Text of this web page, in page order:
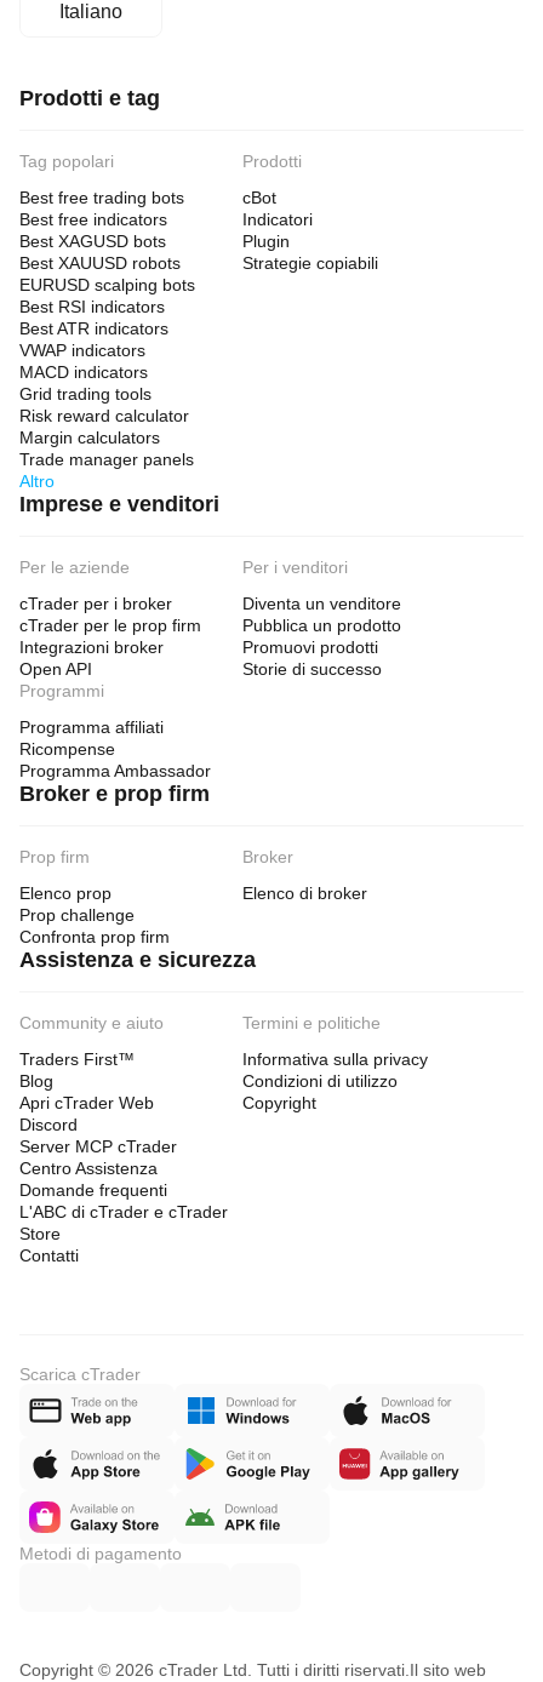
Italiano
Prodotti e tag
Tag popolari
Best free trading bots
Best free indicators
Best XAGUSD bots
Best XAUUSD robots
EURUSD scalping bots
Best RSI indicators
Best ATR indicators
VWAP indicators
MACD indicators
Grid trading tools
Risk reward calculator
Margin calculators
Trade manager panels
Altro
Prodotti
cBot
Indicatori
Plugin
Strategie copiabili
Imprese e venditori
Per le aziende
cTrader per i broker
cTrader per le prop firm
Integrazioni broker
Open API
Per i venditori
Diventa un venditore
Pubblica un prodotto
Promuovi prodotti
Storie di successo
Programmi
Programma affiliati
Ricompense
Programma Ambassador
Broker e prop firm
Prop firm
Elenco prop
Prop challenge
Confronta prop firm
Broker
Elenco di broker
Assistenza e sicurezza
Community e aiuto
Traders First™
Blog
Apri cTrader Web
Discord
Server MCP cTrader
Centro Assistenza
Domande frequenti
L'ABC di cTrader e cTrader
Store
Contatti
Termini e politiche
Informativa sulla privacy
Condizioni di utilizzo
Copyright
Scarica cTrader
Metodi di pagamento
Copyright © 2026 cTrader Ltd. Tutti i diritti riservati. Il sito web